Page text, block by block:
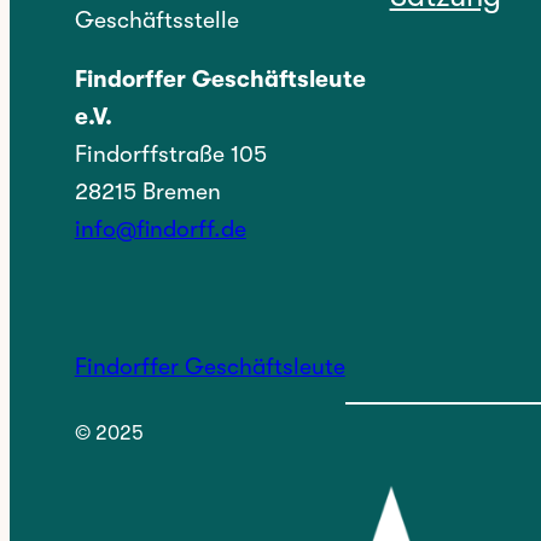
Geschäftsstelle
Findorffer Geschäftsleute
e.V.
Findorffstraße 105
28215 Bremen
info@findorff.de
Findorffer Geschäftsleute
© 2025